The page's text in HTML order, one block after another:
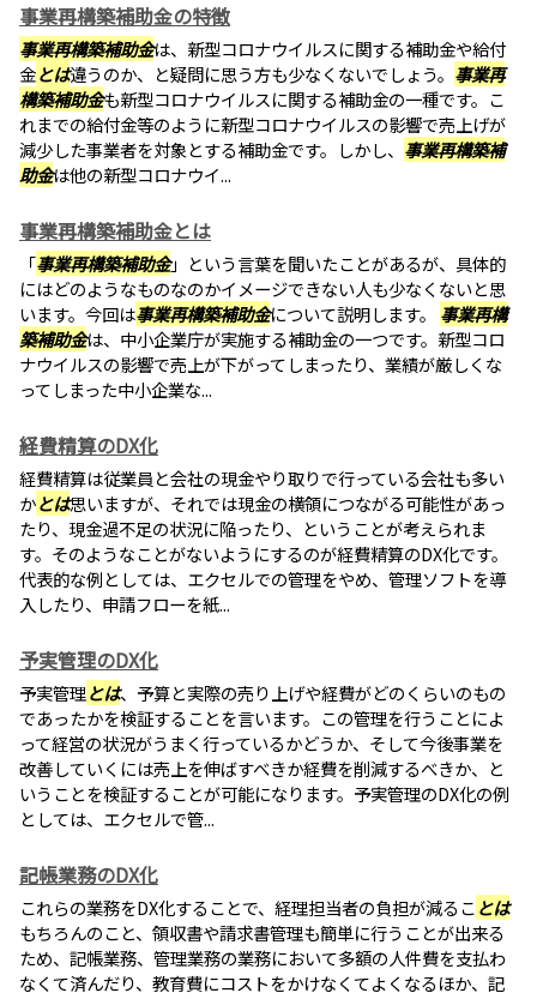
事業再構築補助金の特徴
事業再構築補助金は、新型コロナウイルスに関する補助金や給付
金とは違うのか、と疑問に思う方も少なくないでしょう。 事業再
構築補助金も新型コロナウイルスに関する補助金の一種です。こ
れまでの給付金等のように新型コロナウイルスの影響で売上げが
減少した事業者を対象とする補助金です。しかし、 事業再構築補
助金は他の新型コロナウイ...
事業再構築補助金とは
「事業再構築補助金」という言葉を聞いたことがあるが、具体的
にはどのようなものなのかイメージできない人も少なくないと思
います。今回は事業再構築補助金について説明します。 事業再構
築補助金は、中小企業庁が実施する補助金の一つです。新型コロ
ナウイルスの影響で売上が下がってしまったり、業績が厳しくな
ってしまった中小企業な...
経費精算のDX化
経費精算は従業員と会社の現金やり取りで行っている会社も多い
かとは思いますが、それでは現金の横領につながる可能性があっ
たり、現金過不足の状況に陥ったり、ということが考えられま
す。そのようなことがないようにするのが経費精算のDX化です。
代表的な例としては、エクセルでの管理をやめ、管理ソフトを導
入したり、申請フローを紙...
予実管理のDX化
予実管理とは、予算と実際の売り上げや経費がどのくらいのもの
であったかを検証することを言います。この管理を行うことによ
って経営の状況がうまく行っているかどうか、そして今後事業を
改善していくには売上を伸ばすべきか経費を削減するべきか、と
いうことを検証することが可能になります。予実管理のDX化の例
としては、エクセルで管...
記帳業務のDX化
これらの業務をDX化することで、経理担当者の負担が減ることは
もちろんのこと、領収書や請求書管理も簡単に行うことが出来る
ため、記帳業務、管理業務の業務において多額の人件費を支払わ
なくて済んだり、教育費にコストをかけなくてよくなるほか、記